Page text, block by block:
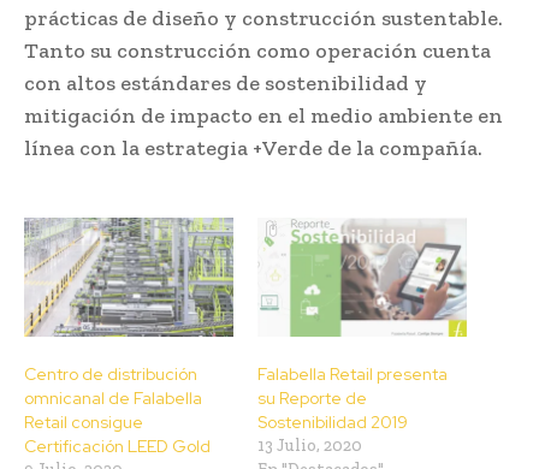
prácticas de diseño y construcción sustentable.
Tanto su construcción como operación cuenta
con altos estándares de sostenibilidad y
mitigación de impacto en el medio ambiente en
línea con la estrategia +Verde de la compañía.
Centro de distribución
omnicanal de Falabella
Retail consigue
Certificación LEED Gold
Falabella Retail presenta
su Reporte de
Sostenibilidad 2019
13 Julio, 2020